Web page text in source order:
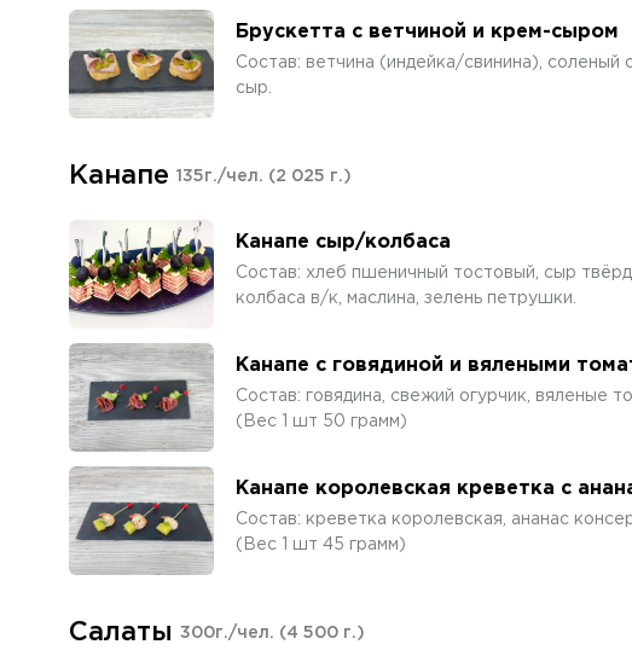
Брускетта с ветчиной и крем-сыром
Состав: ветчина (индейка/свинина), соленый
сыр.
Канапе 135г./чел. (2 025 г.)
Канапе сыр/колбаса
Состав: хлеб пшеничный тостовый, сыр
колбаса в/к, маслина, зелень петрушки.
Канапе с говядиной и вялеными
Состав: говядина, свежий огурчик, вяленые
(Вес 1 шт 50 грамм)
Канапе королевская креветка с
Состав: креветка королевская, ананас
(Вес 1 шт 45 грамм)
Салаты 300г./чел. (4 500 г.)